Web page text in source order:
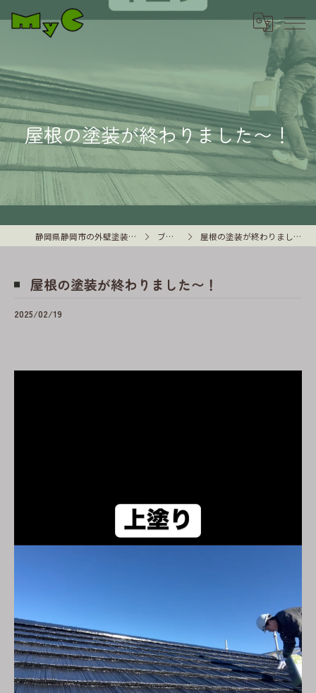
屋根の塗装が終わりました〜！
静岡県静岡市の外壁塗装はMyC ブログ 屋根の塗装が終わりました〜！
屋根の塗装が終わりました〜！
2025/02/19